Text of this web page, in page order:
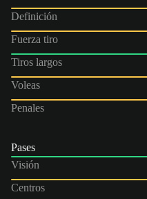
Definición
Fuerza tiro
Tiros largos
Voleas
Penales
Pases
Visión
Centros